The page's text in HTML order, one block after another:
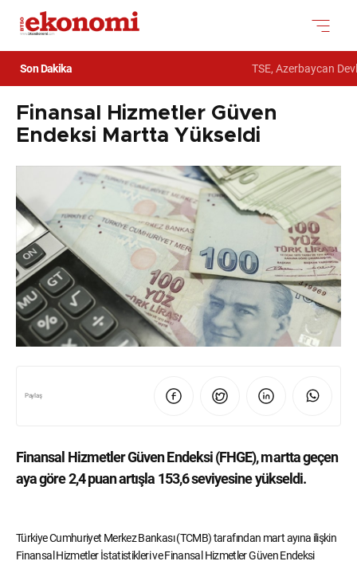
Son Dakika TSE, Azerbaycan
Finansal Hizmetler Güven
Endeksi Martta Yükseldi
Paylaş
Finansal Hizmetler Güven Endeksi (FHGE), martta geçen
aya göre 2,4 puan artışla 153,6 seviyesine yükseldi.
Türkiye Cumhuriyet Merkez Bankası (TCMB) tarafından mart ayına ilişkin
Finansal Hizmetler İstatistikleri ve Finansal Hizmetler Güven Endeksi